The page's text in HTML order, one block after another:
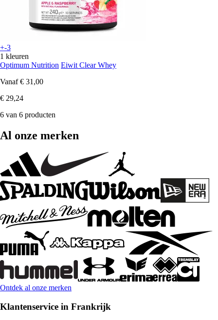
+-3
1 kleuren
Optimum Nutrition Eiwit Clear Whey
Vanaf € 31,00
€ 29,24
6 van 6 producten
Al onze merken
Ontdek al onze merken
Klantenservice in Frankrijk